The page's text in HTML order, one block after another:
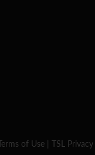
of Use | TSL Privacy